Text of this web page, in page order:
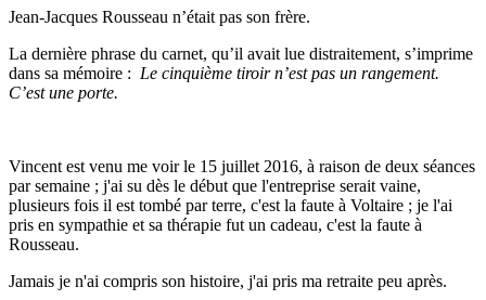
Jean-Jacques Rousseau n’était pas son frère.
La dernière phrase du carnet, qu’il avait lue distraitement, s’imprime
dans sa mémoire : Le cinquième tiroir n’est pas un rangement.
C’est une porte.
Vincent est venu me voir le 15 juillet 2016, à raison de deux séances
par semaine ; j'ai su dès le début que l'entreprise serait vaine,
plusieurs fois il est tombé par terre, c'est la faute à Voltaire ; je l'ai
pris en sympathie et sa thérapie fut un cadeau, c'est la faute à
Rousseau.
Jamais je n'ai compris son histoire, j'ai pris ma retraite peu après.